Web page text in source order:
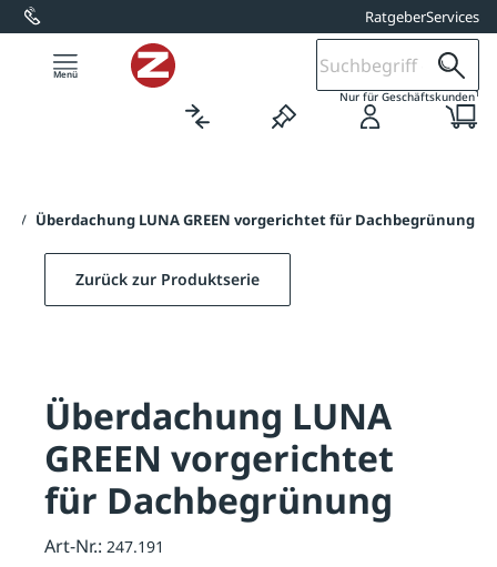
springen RatgeberServices
Nur für Geschäftskunden1
/ Überdachung LUNA GREEN vorgerichtet für Dachbegrünung
Zurück zur Produktserie
Überdachung LUNA
GREEN vorgerichtet
für Dachbegrünung
Art-Nr.: 247.191